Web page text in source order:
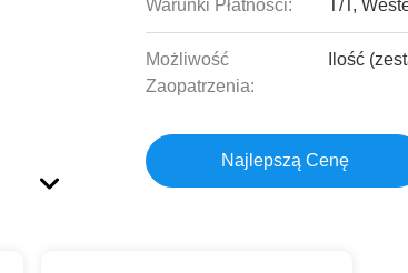
Warunki Płatności: T/T,
Możliwość
Zaopatrzenia:
Ilość
Najlepszą Cenę